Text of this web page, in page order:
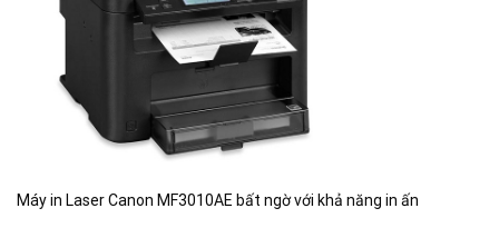
Máy in Laser Canon MF3010AE bất ngờ với khả năng in ấn